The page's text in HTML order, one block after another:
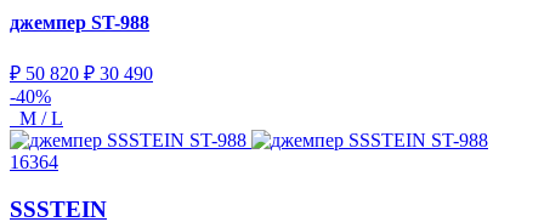
джемпер ST-988
₽ 50 820 ₽ 30 490
-40%
M / L
16364
SSSTEIN